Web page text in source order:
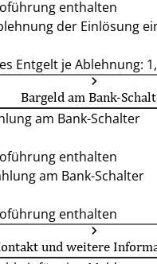
enthalten
der Einlösung
Entgelt je Ablehnung:
Bargeld am Bank-
am Bank-Schalter
enthalten
am Bank-Schalter
enthalten
und weitere